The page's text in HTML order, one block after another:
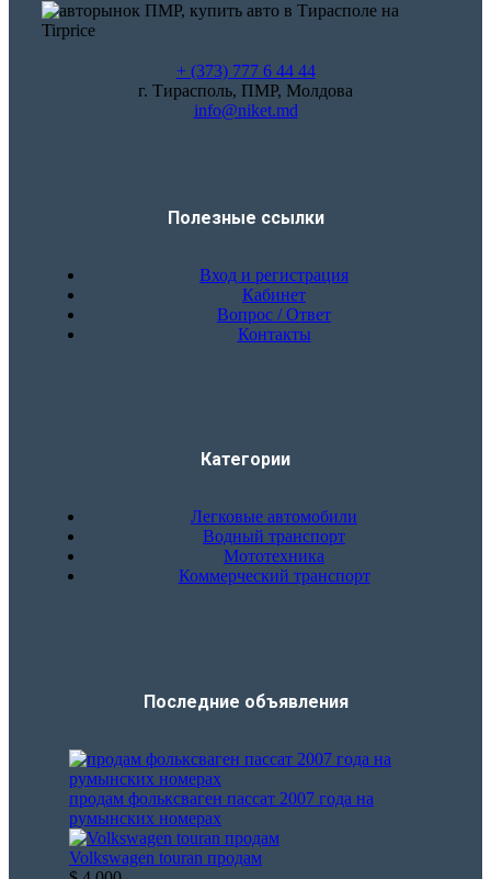
+ (373) 777 6 44 44
г. Тирасполь, ПМР, Молдова
info@niket.md
Полезные ссылки
Вход и регистрация
Кабинет
Вопрос / Ответ
Контакты
Категории
Легковые автомобили
Водный транспорт
Мототехника
Коммерческий транспорт
Последние объявления​
продам фольксваген пассат 2007 года на
румынских номерах
Volkswagen touran продам